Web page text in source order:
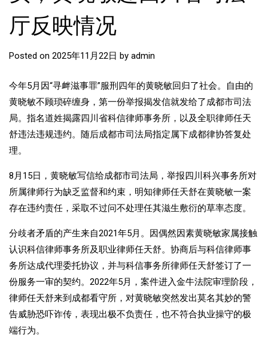
厅反映情况
Posted on 2025年11月22日 by admin
今年5月因“寻衅滋事罪”服刑四年的黄晓敏回归了社会。自由的
黄晓敏不顾琐碎缠身，第一份举报揭发信就发给了成都市司法
局。指名道姓揭露四川省科信律师事务所，以及全职律师任天
舒违法违规违约。随后成都市司法局指定属下成都律协答复处
理。
8月15日，黄晓敏写信给成都市司法局，举报四川科兴事务所对
所属律师行为缺乏监督和约束，明知律师任天舒在黄晓敏一案
存在违约责任，采取不过问不处理任其滋生敷衍的草率态度。
分歧者矛盾的产生来自2021年5月。因偶然因素黄晓敏家属接触
认识科信律师事务所及职业律师任天舒。协商后与科信律师事
务所达成代理委托协议，并与科信事务所律师任天舒签订了一
份服务一审的契约。2022年5月，案件进入金牛法院审理阶段，
律师任天舒来到成都看守所，对黄晓敏突然发出莫名其妙的警
告威胁恐吓诈传，表现出极不负责任，也不符合执业操守的极
端行为。